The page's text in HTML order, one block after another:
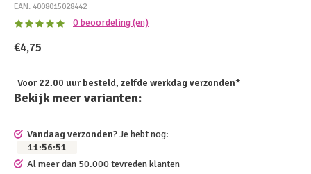
EAN: 4008015028442
0 beoordeling (en)
€4,75
Voor 22.00 uur besteld, zelfde werkdag verzonden*
Bekijk meer varianten:
Vandaag verzonden?Je hebt nog:
11:56:51
Al meer dan 50.000 tevreden klanten